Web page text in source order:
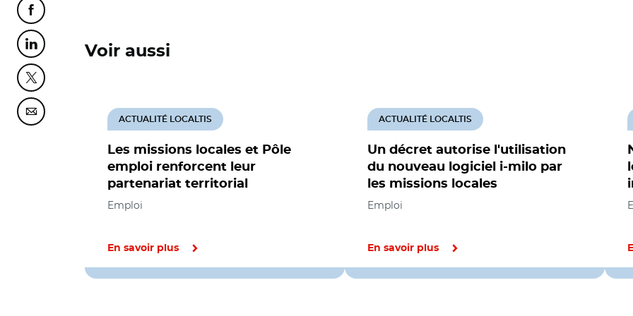
Partager cette page sur Facebook
Partager cette page sur Linkedin
Partager cette page sur Twitter
Partager cette page sur Courriel
Voir aussi
Les missions locales et Pôle
emploi renforcent leur
partenariat territorial
ACTUALITÉ LOCALTIS
Emploi
En savoir plus
Un décret autorise l'utilisation
du nouveau logiciel i-milo par
les missions locales
ACTUALITÉ LOCALTIS
Emploi
En savoir plus